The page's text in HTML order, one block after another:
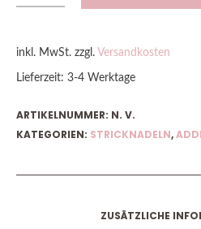
inkl. MwSt. zzgl. Versandkosten
Lieferzeit: 3-4 Werktage
ARTIKELNUMMER: N. V.
KATEGORIEN: STRICKNADELN,ADDI
ZUSÄTZLICHE